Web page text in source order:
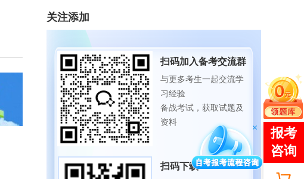
关注添加
扫码加入备考交流群
与更多考生一起交流学
习经验
备战考试，获取试题及
资料
扫码下载APP